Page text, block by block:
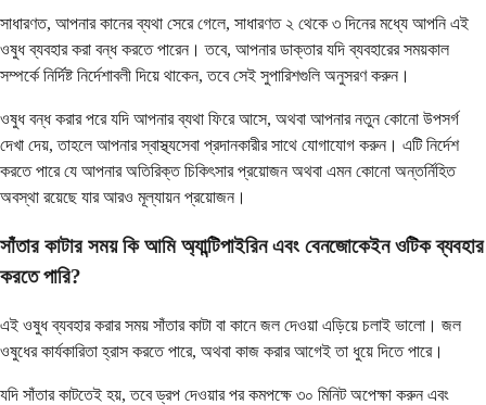
সাধারণত, আপনার কানের ব্যথা সেরে গেলে, সাধারণত ২ থেকে ৩ দিনের মধ্যে আপনি এই
ওষুধ ব্যবহার করা বন্ধ করতে পারেন। তবে, আপনার ডাক্তার যদি ব্যবহারের সময়কাল
সম্পর্কে নির্দিষ্ট নির্দেশাবলী দিয়ে থাকেন, তবে সেই সুপারিশগুলি অনুসরণ করুন।
ওষুধ বন্ধ করার পরে যদি আপনার ব্যথা ফিরে আসে, অথবা আপনার নতুন কোনো উপসর্গ
দেখা দেয়, তাহলে আপনার স্বাস্থ্যসেবা প্রদানকারীর সাথে যোগাযোগ করুন। এটি নির্দেশ
করতে পারে যে আপনার অতিরিক্ত চিকিৎসার প্রয়োজন অথবা এমন কোনো অন্তর্নিহিত
অবস্থা রয়েছে যার আরও মূল্যায়ন প্রয়োজন।
সাঁতার কাটার সময় কি আমি অ্যান্টিপাইরিন এবং বেনজোকেইন ওটিক ব্যবহার
করতে পারি?
এই ওষুধ ব্যবহার করার সময় সাঁতার কাটা বা কানে জল দেওয়া এড়িয়ে চলাই ভালো। জল
ওষুধের কার্যকারিতা হ্রাস করতে পারে, অথবা কাজ করার আগেই তা ধুয়ে দিতে পারে।
যদি সাঁতার কাটতেই হয়, তবে ড্রপ দেওয়ার পর কমপক্ষে ৩০ মিনিট অপেক্ষা করুন এবং